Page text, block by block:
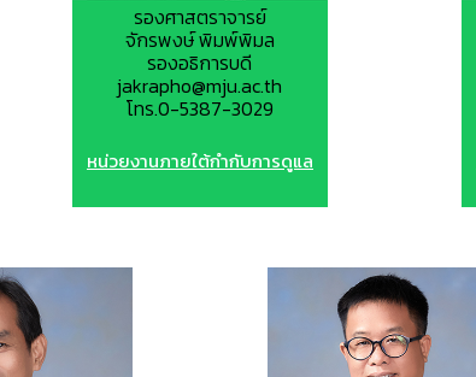
รองศาสตราจารย์
จักรพงษ์ พิมพ์พิมล
รองอธิการบดี
jakrapho@mju.ac.th
โทร.0-5387-3029
หน่วยงานภายใต้กำกับการดูแล